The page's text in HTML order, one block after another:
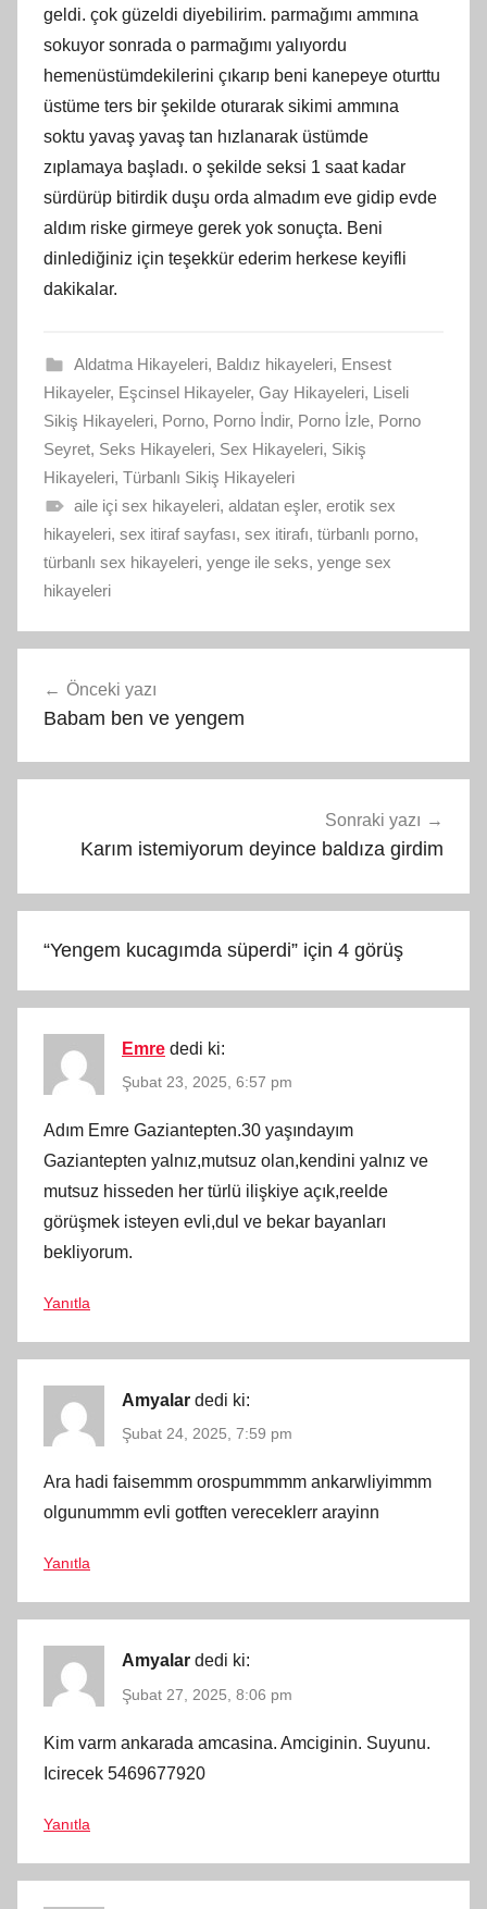
geldi. çok güzeldi diyebilirim. parmağımı ammına
sokuyor sonrada o parmağımı yalıyordu
hemenüstümdekilerini çıkarıp beni kanepeye oturttu
üstüme ters bir şekilde oturarak sikimi ammına
soktu yavaş yavaş tan hızlanarak üstümde
zıplamaya başladı. o şekilde seksi 1 saat kadar
sürdürüp bitirdik duşu orda almadım eve gidip evde
aldım riske girmeye gerek yok sonuçta. Beni
dinlediğiniz için teşekkür ederim herkese keyifli
dakikalar.
Aldatma Hikayeleri, Baldız hikayeleri, Ensest
Hikayeler, Eşcinsel Hikayeler, Gay Hikayeleri, Liseli
Sikiş Hikayeleri, Porno, Porno İndir, Porno İzle, Porno
Seyret, Seks Hikayeleri, Sex Hikayeleri, Sikiş
Hikayeleri, Türbanlı Sikiş Hikayeleri
aile içi sex hikayeleri, aldatan eşler, erotik sex
hikayeleri, sex itiraf sayfası, sex itirafı, türbanlı porno,
türbanlı sex hikayeleri, yenge ile seks, yenge sex
hikayeleri
gezinmesi
Önceki yazı
Babam ben ve yengem
Sonraki yazı
Karım istemiyorum deyince baldıza girdim
“Yengem kucagımda süperdi” için 4 görüş
Emre dedi ki:
Şubat 23, 2025, 6:57 pm
Adım Emre Gaziantepten.30 yaşındayım
Gaziantepten yalnız,mutsuz olan,kendini yalnız ve
mutsuz hisseden her türlü ilişkiye açık,reelde
görüşmek isteyen evli,dul ve bekar bayanları
bekliyorum.
Yanıtla
Amyalar dedi ki:
Şubat 24, 2025, 7:59 pm
Ara hadi faisemmm orospummmm ankarwliyimmm
olgunummm evli gotften vereceklerr arayinn
Yanıtla
Amyalar dedi ki:
Şubat 27, 2025, 8:06 pm
Kim varm ankarada amcasina. Amciginin. Suyunu.
Icirecek 5469677920
Yanıtla